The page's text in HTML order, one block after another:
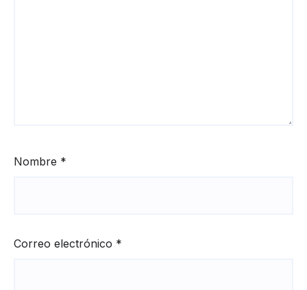
Nombre *
Correo electrónico *